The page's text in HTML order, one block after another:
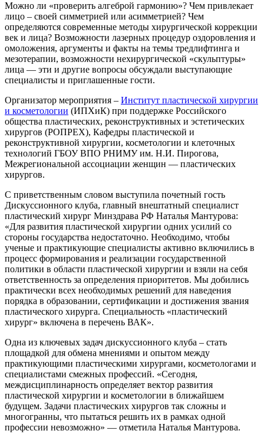
Можно ли «проверить алгеброй гармонию»? Чем привлекает
лицо – своей симметрией или асимметрией? Чем
определяются современные методы хирургической коррекции
век и лица? Возможности лазерных процедур оздоровления и
омоложения, аргументы и факты на темы тредлифтинга и
мезотерапии, возможности нехирургической «скульптуры»
лица — эти и другие вопросы обсуждали выступающие
специалисты и приглашенные гости.
Организатор мероприятия – Институт пластической хирургии
и косметологии (ИПХиК) при поддержке Российского
общества пластических, реконструктивных и эстетических
хирургов (РОПРЕХ), Кафедры пластической и
реконструктивной хирургии, косметологии и клеточных
технологий ГБОУ ВПО РНИМУ им. Н.И. Пирогова,
Межрегиональной ассоциации женщин — пластических
хирургов.
С приветственным словом выступила почетный гость
Дискуссионного клуба, главный внештатный специалист
пластический хирург Минздрава РФ Наталья Мантурова:
«Для развития пластической хирургии одних усилий со
стороны государства недостаточно. Необходимо, чтобы
ученые и практикующие специалисты активно включились в
процесс формирования и реализации государственной
политики в области пластической хирургии и взяли на себя
ответственность за определения приоритетов. Мы добились
практически всех необходимых решений для наведения
порядка в образовании, сертификации и достижения звания
пластического хирурга. Специальность «пластический
хирург» включена в перечень ВАК».
Одна из ключевых задач дискуссионного клуба – стать
площадкой для обмена мнениями и опытом между
практикующими пластическими хирургами, косметологами и
специалистами смежных профессий. «Сегодня,
междисциплинарность определяет вектор развития
пластической хирургии и косметологии в ближайшем
будущем. Задачи пластических хирургов так сложны и
многогранны, что пытаться решить их в рамках одной
профессии невозможно» — отметила Наталья Мантурова.